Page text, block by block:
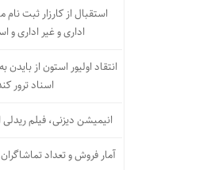
استقبال از کارزار ثبت نام
اداری و غیر اداری و
انتقاد اولیور استون از
اسناد ترور
انیمیشن دیزنی، فیلم
آمار فروش و تعداد